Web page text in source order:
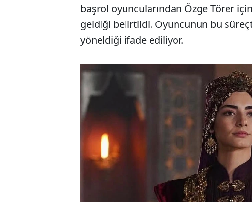
başrol oyuncularından Özge Törer
geldiği belirtildi. Oyuncunun bu
yöneldiği ifade ediliyor.